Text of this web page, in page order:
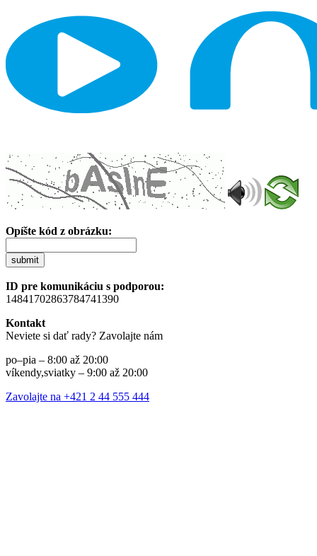
Opíšte kód z obrázku:
submit
ID pre komunikáciu s podporou:
14841702863784741390
Kontakt
Neviete si dať rady? Zavolajte nám
po–pia – 8:00 až 20:00
víkendy,sviatky – 9:00 až 20:00
Zavolajte na +421 2 44 555 444